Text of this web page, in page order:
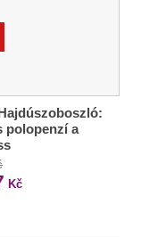
polopenzí a
Kč